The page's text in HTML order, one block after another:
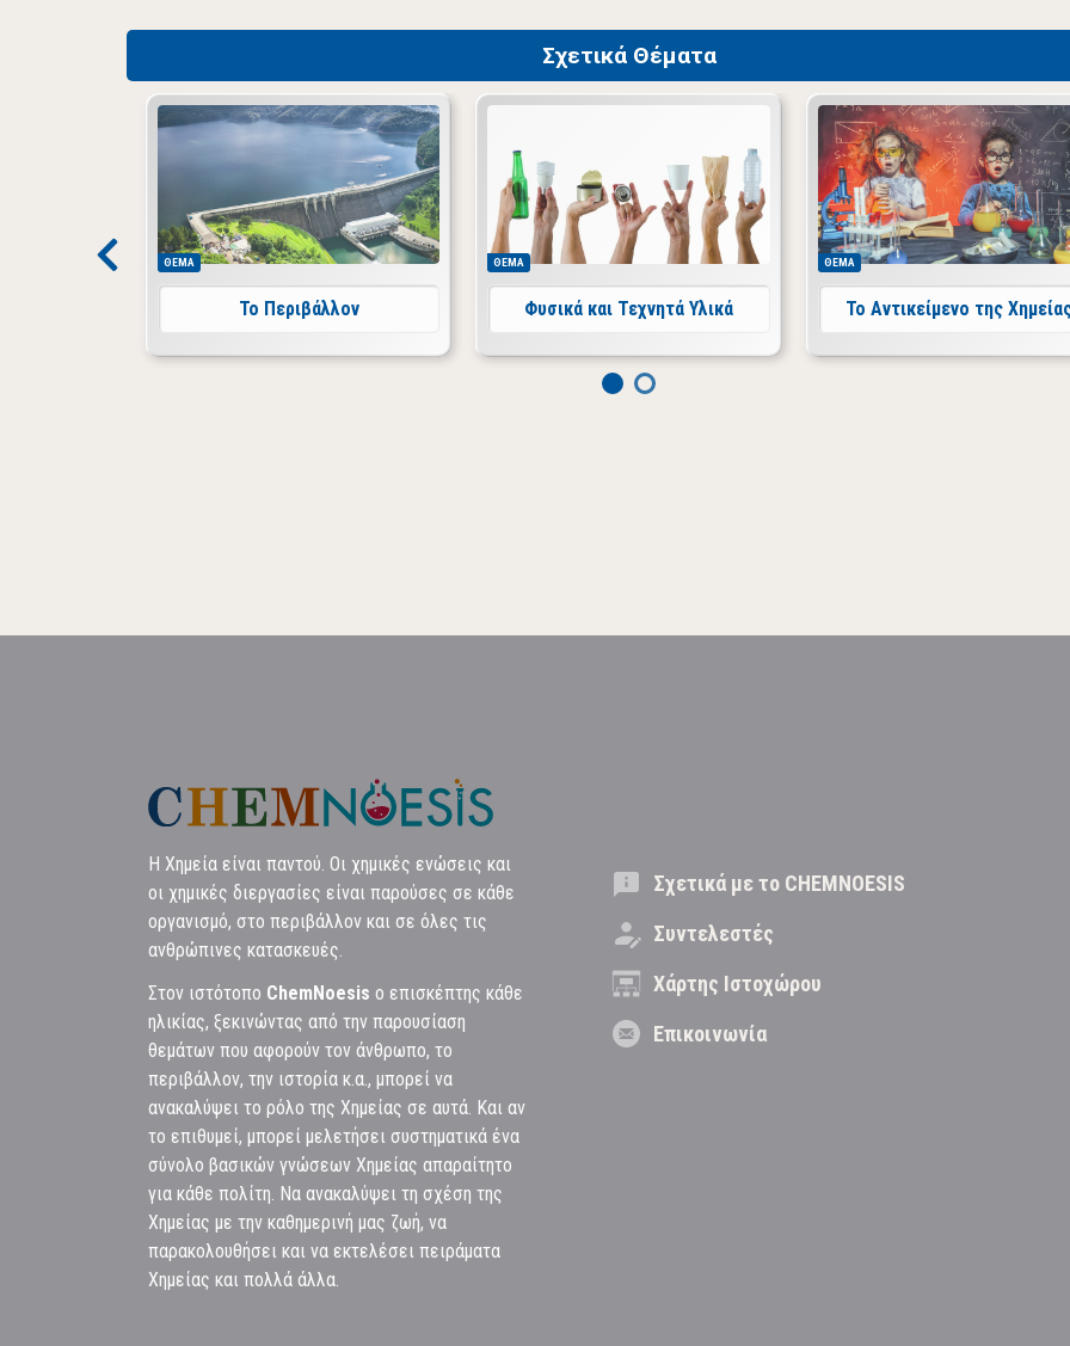
Σχετικά Θέματα
ΘΕΜΑ
Το Περιβάλλον
ΘΕΜΑ
Φυσικά και Τεχνητά Υλικά
ΘΕΜΑ
Το Αντικείμενο της
Η Χημεία είναι παντού. Οι χημικές ενώσεις και
οι χημικές διεργασίες είναι παρούσες σε κάθε
οργανισμό, στο περιβάλλον και σε όλες τις
ανθρώπινες κατασκευές.
Στον ιστότοπο ChemNoesis ο επισκέπτης κάθε
ηλικίας, ξεκινώντας από την παρουσίαση
θεμάτων που αφορούν τον άνθρωπο, το
περιβάλλον, την ιστορία κ.α., μπορεί να
ανακαλύψει το ρόλο της Χημείας σε αυτά. Και αν
το επιθυμεί, μπορεί μελετήσει συστηματικά ένα
σύνολο βασικών γνώσεων Χημείας απαραίτητο
για κάθε πολίτη. Να ανακαλύψει τη σχέση της
Χημείας με την καθημερινή μας ζωή, να
παρακολουθήσει και να εκτελέσει πειράματα
Χημείας και πολλά άλλα.
Σχετικά με το CHEMNOESIS
Συντελεστές
Χάρτης Ιστοχώρου
Επικοινωνία